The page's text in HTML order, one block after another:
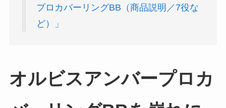
プロカバーリングBB（商品説明／7役な
ど）」
オルビスアンバープロカ